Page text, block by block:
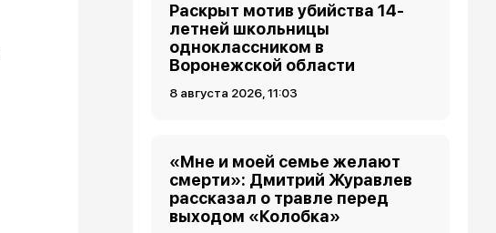
Раскрыт мотив убийства 14-
летней школьницы
одноклассником в
Воронежской области
8 августа 2026, 11:03
«Мне и моей семье желают
смерти»: Дмитрий Журавлев
рассказал о травле перед
выходом «Колобка»